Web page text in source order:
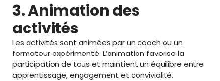
3. Animation des
activités
Les activités sont animées par un coach ou un
formateur expérimenté. L’animation favorise la
participation de tous et maintient un équilibre entre
apprentissage, engagement et convivialité.